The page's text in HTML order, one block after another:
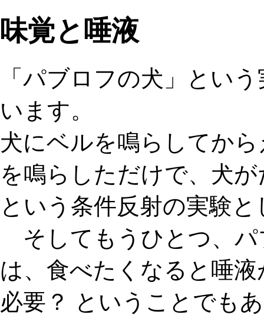
味覚と唾液
「パブロフの犬」とい
います。
犬にベルを鳴らしてか
を鳴らしただけで、犬
という条件反射の実験
そしてもうひとつ、パ
は、食べたくなると唾
必要 ？ ということでも